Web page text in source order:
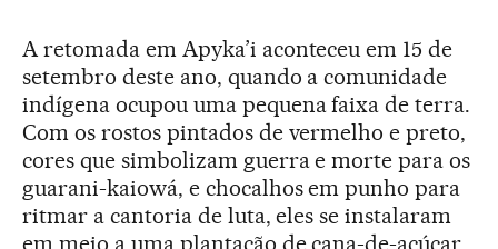
A retomada em Apyka’i aconteceu em 15 de
setembro deste ano, quando a comunidade
indígena ocupou uma pequena faixa de terra.
Com os rostos pintados de vermelho e preto,
cores que simbolizam guerra e morte para os
guarani-kaiowá, e chocalhos em punho para
ritmar a cantoria de luta, eles se instalaram
em meio a uma plantação de cana-de-açúcar.